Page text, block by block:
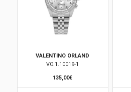
VALENTINO ORLAND
VO.1.10019-1
135,00€